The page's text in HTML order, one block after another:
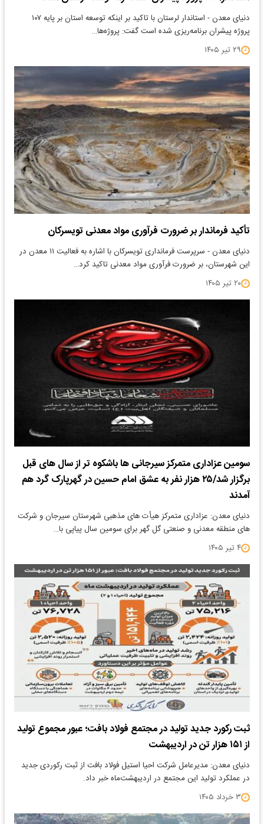
دنیای معدن - استاندار لرستان با تاکید بر اینکه توسعه استان بر پایه ۱۰۷
پروژه پیشران برنامه‌ریزی شده است گفت: پروژه‌ها…
۲۹ تیر ۱۴۰۵
تأکید فرماندار بر ضرورت فرآوری مواد معدنی تویسرکان
دنیای معدن - سرپرست فرمانداری تویسرکان با اشاره به فعالیت ۱۱ معدن در
این شهرستان، بر ضرورت فرآوری مواد معدنی تاکید کرد…
۲۰ تیر ۱۴۰۵
سومین عزاداری متمرکز سیرجانی ها باشکوه تر از سال های قبل
برگزار شد/۲۵ هزار نفر به عشق امام حسین در گهرپارک گرد هم
آمدند
دنیای معدن: عزاداری متمرکز هیأت های مذهبی شهرستان سیرجان و شرکت
های منطقه معدنی و صنعتی گل گهر برای سومین سال پیاپی با…
۴ تیر ۱۴۰۵
ثبت رکورد جدید تولید در مجتمع فولاد بافت؛ عبور مجموع تولید
از ۱۵۱ هزار تن در اردیبهشت
دنیای معدن: مدیرعامل شرکت احیا استیل فولاد بافت از ثبت رکوردی جدید
در عملکرد تولید این مجتمع در اردیبهشت‌ماه خبر داد.
۳ خرداد ۱۴۰۵